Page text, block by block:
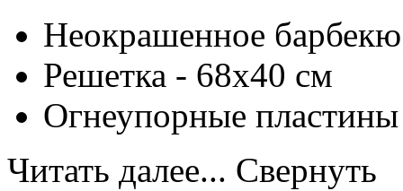
Неокрашенное барбекю
Решетка - 68х40 см
Огнеупорные пластины
Читать далее... Свернуть